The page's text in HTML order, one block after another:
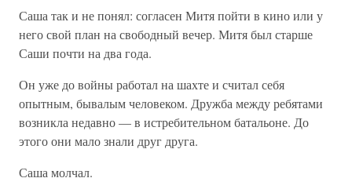
Саша так и не понял: согласен Митя пойти в кино или у
него свой план на свободный вечер. Митя был старше
Саши почти на два года.
Он уже до войны работал на шахте и считал себя
опытным, бывалым человеком. Дружба между ребятами
возникла недавно — в истребительном батальоне. До
этого они мало знали друг друга.
Саша молчал.